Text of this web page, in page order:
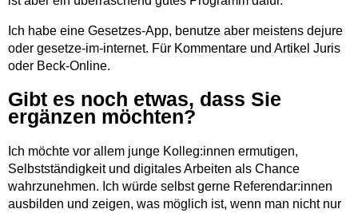
Ich habe eine Gesetzes-App, benutze aber meistens dejure
oder gesetze-im-internet. Für Kommentare und Artikel Juris
oder Beck-Online.
Gibt es noch etwas, dass Sie
ergänzen möchten?
Ich möchte vor allem junge Kolleg:innen ermutigen,
Selbstständigkeit und digitales Arbeiten als Chance
wahrzunehmen. Ich würde selbst gerne Referendar:innen
ausbilden und zeigen, was möglich ist, wenn man nicht nur